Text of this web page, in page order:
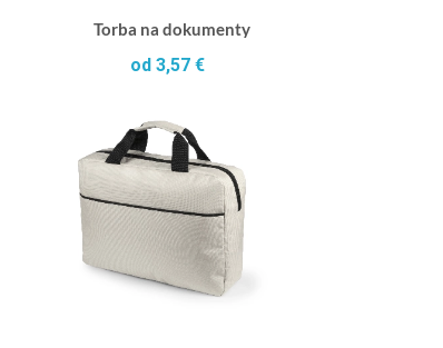
Torba na dokumenty
od 3,57 €